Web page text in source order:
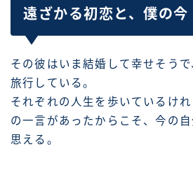
遠ざかる初恋と、僕の今
その彼はいま結婚して幸せそう
旅行している。
それぞれの人生を歩いているけ
の一言があったからこそ、今の
思える。